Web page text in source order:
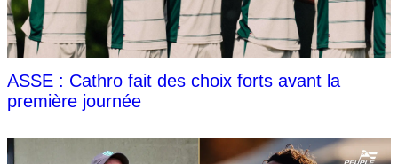
ASSE : Cathro fait des choix forts avant la
première journée